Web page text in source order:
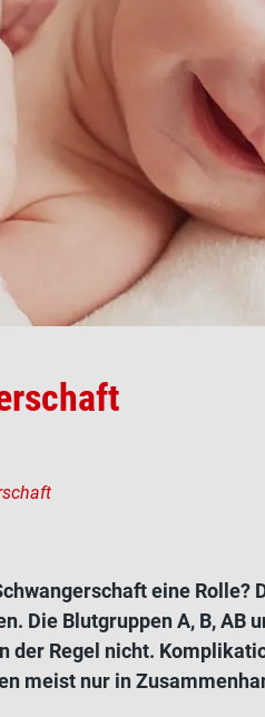
eine Rolle?
Die Blutgruppen A, B, AB
Regel nicht.
meist nur in